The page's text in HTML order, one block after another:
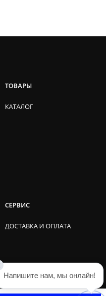
ТОВАРЫ
КАТАЛОГ
СЕРВИС
ДОСТАВКА И ОПЛАТА
Напишите нам, мы онлайн!